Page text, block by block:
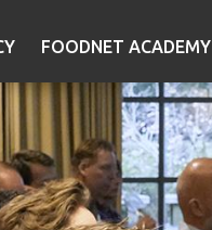
FOODNET ACADEMY